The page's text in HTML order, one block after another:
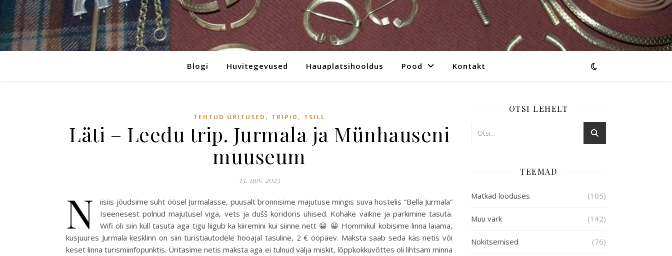
Blogi Huvitegevused Hauaplatsihooldus Pood Kontakt
TEHTUD ÜRITUSED , TRIPID , TSILL
Läti – Leedu trip. Jurmala ja Münhauseni
muuseum
13. nov. 2023
N
iisiis jõudsime suht öösel Jurmalasse, puusalt bronnisime majutuse mingis suva hostelis “Bella Jurmala”
Iseenesest polnud majutusel viga, vets ja dušš koridoris ühised. Kohake vaikne ja parkimine tasuta.
Wifi oli siin küll tasuta aga tigu liigub ka kiiremini kui siinne nett 😀 😀 Hommikul kobisime linna laiama,
kusjuures Jurmala kesklinn on siin turistiautodele hooajal tasuline, 2 € ööpäev. Maksta saab seda kas netis või
keset linna turismiinfopunktis. Üritasime netis maksta aga ei tulnud välja miskit, lõppkokkuvõttes oli lihtsam minna
OTSI LEHELT
TEEMAD
Matkad looduses (105)
Muu värk (142)
Nokitsemised (76)